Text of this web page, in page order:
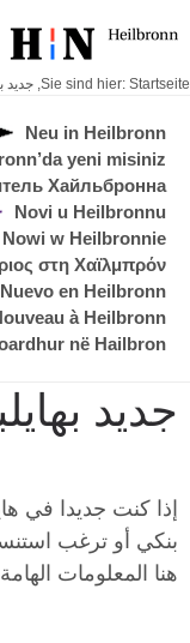
Sie sind hier: Startseite
, جديد
Neu in Heilbronn
yeni misiniz
Хайльбронна
Novi u Heilbronnu
Nowi w Heilbronnie
στη Χαϊλμπρόν
Nuevo en Heilbronn
à Heilbronn
në Hailbron
جديد
إذا كنت جديدا في
بنكي أو ترغب
هنا المعلومات